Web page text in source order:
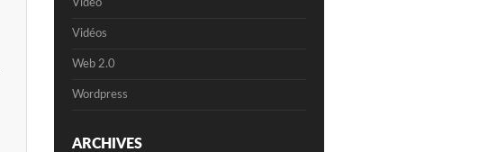
Video
Vidéos
Web 2.0
Wordpress
ARCHIVES